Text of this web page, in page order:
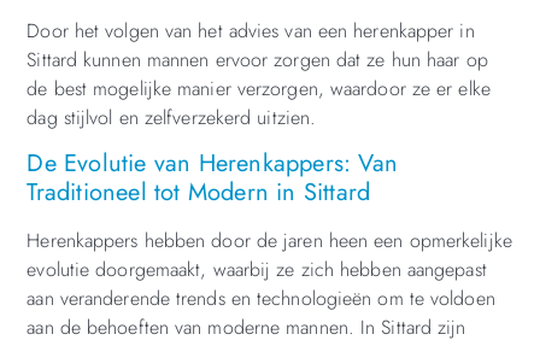
Door het volgen van het advies van een herenkapper in
Sittard kunnen mannen ervoor zorgen dat ze hun haar op
de best mogelijke manier verzorgen, waardoor ze er elke
dag stijlvol en zelfverzekerd uitzien.
De Evolutie van Herenkappers: Van
Traditioneel tot Modern in Sittard
Herenkappers hebben door de jaren heen een opmerkelijke
evolutie doorgemaakt, waarbij ze zich hebben aangepast
aan veranderende trends en technologieën om te voldoen
aan de behoeften van moderne mannen. In Sittard zijn